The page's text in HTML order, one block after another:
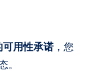
用性承诺，您
。